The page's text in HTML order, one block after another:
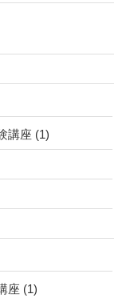
講座 (1)
座 (1)